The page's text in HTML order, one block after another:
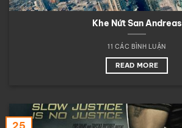
Khe Nứt San Andreas
11 CÁC BÌNH LUẬN
READ MORE
25